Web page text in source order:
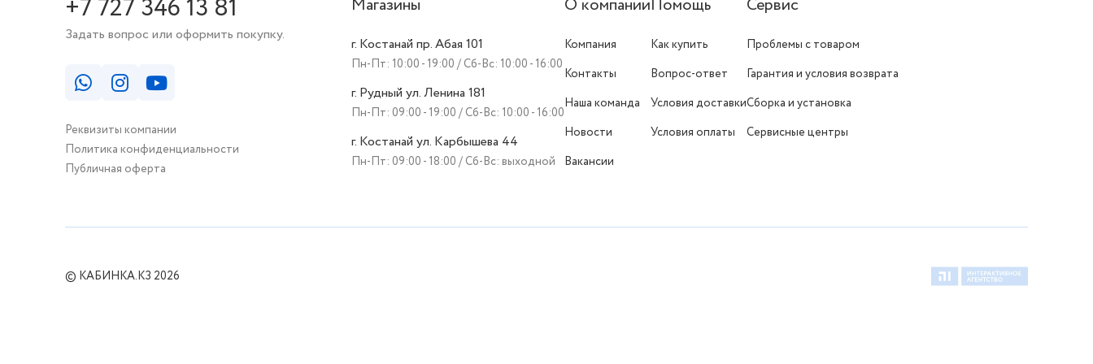
+7 727 346 13 81
Задать вопрос или оформить покупку.
Реквизиты компании
Политика конфиденциальности
Публичная оферта
Магазины
г. Костанай пр. Абая 101
Пн-Пт: 10:00 - 19:00 / Сб-Вс: 10:00 - 16:00
г. Рудный ул. Ленина 181
Пн-Пт: 09:00 - 19:00 / Сб-Вс: 10:00 - 16:00
г. Костанай ул. Карбышева 44
Пн-Пт: 09:00 - 18:00 / Сб-Вс: выходной
О компании
Компания
Контакты
Наша команда
Новости
Вакансии
Помощь
Как купить
Вопрос-ответ
Условия доставки
Условия оплаты
Сервис
Проблемы с товаром
Гарантия и условия возврата
Сборка и установка
Сервисные центры
© КАБИНКА.КЗ 2026